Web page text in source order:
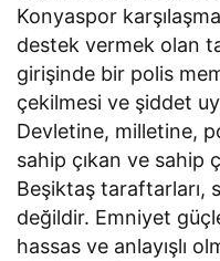
Konyaspor
destek vermek olan
girişinde bir polis
çekilmesi ve şiddet
Devletine, milletine,
sahip çıkan ve sahip
Beşiktaş taraftarları,
değildir. Emniyet
hassas ve anlayışlı